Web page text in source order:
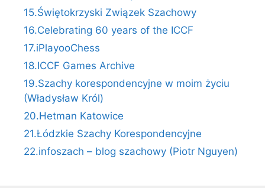
15.Świętokrzyski Związek Szachowy
16.Celebrating 60 years of the ICCF
17.iPlayooChess
18.ICCF Games Archive
19.Szachy korespondencyjne w moim życiu
(Władysław Król)
20.Hetman Katowice
21.Łódzkie Szachy Korespondencyjne
22.infoszach – blog szachowy (Piotr Nguyen)